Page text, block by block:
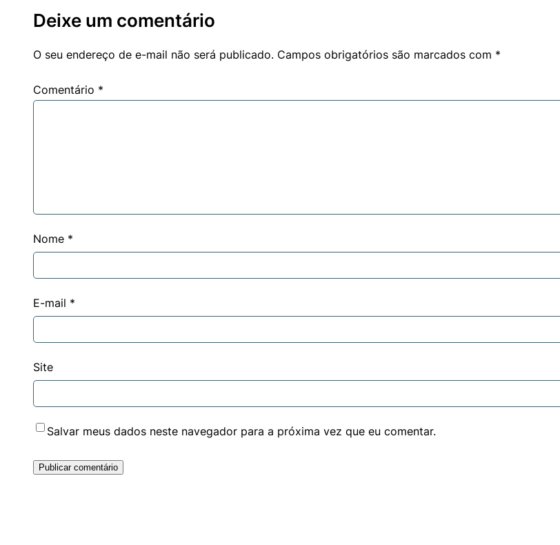
Deixe um comentário
O seu endereço de e-mail não será publicado. Campos obrigatórios são marcados com *
Comentário *
Nome *
E-mail *
Site
Salvar meus dados neste navegador para a próxima vez que eu comentar.